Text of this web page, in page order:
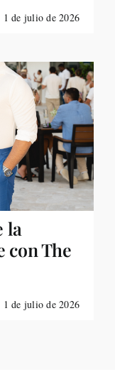
1 de julio de 2026
la
con The
1 de julio de 2026